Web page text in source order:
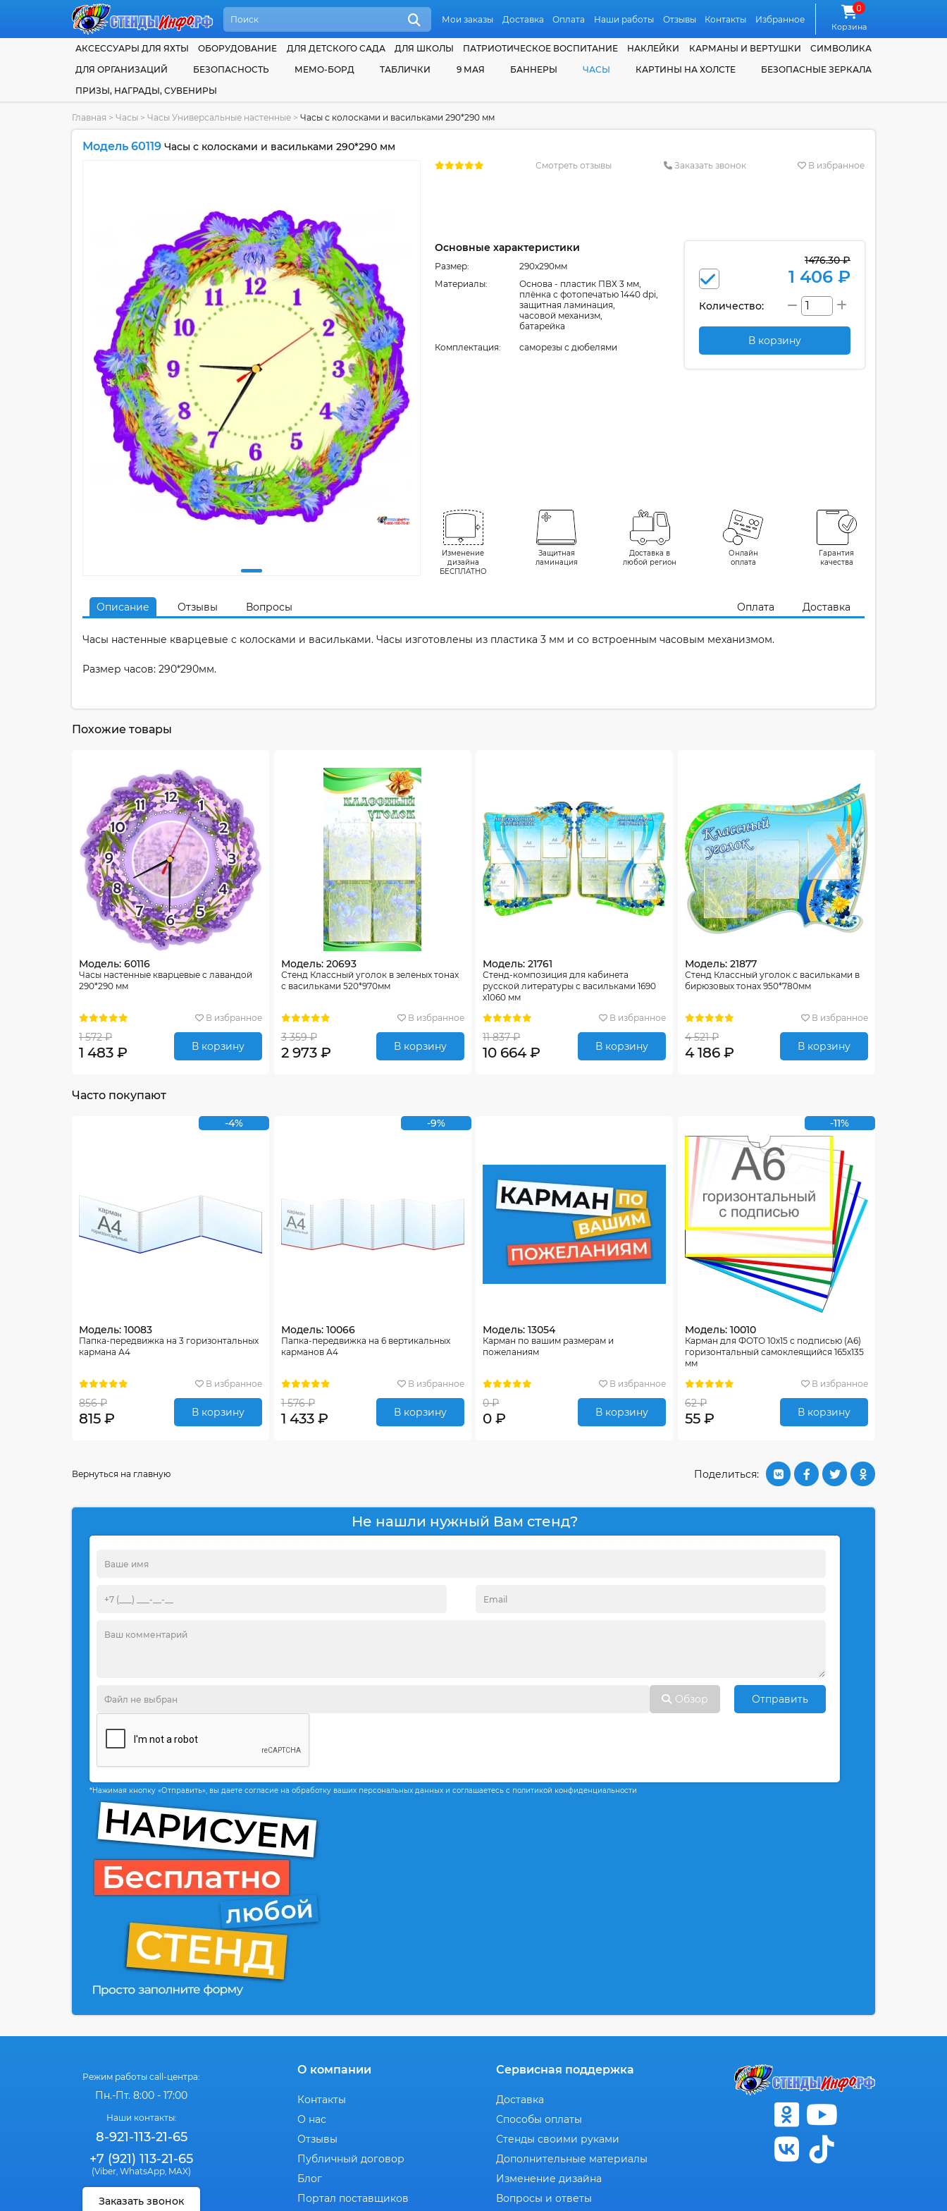
Мои заказы Доставка Оплата Наши работы Отзывы Контакты Избранное
0
Корзина
АКСЕССУАРЫ ДЛЯ ЯХТЫ ОБОРУДОВАНИЕ ДЛЯ ДЕТСКОГО САДА ДЛЯ ШКОЛЫ ПАТРИОТИЧЕСКОЕ ВОСПИТАНИЕ НАКЛЕЙКИ КАРМАНЫ И ВЕРТУШКИ
СИМВОЛИКА
ДЛЯ ОРГАНИЗАЦИЙ
БЕЗОПАСНОСТЬ МЕМО-БОРД ТАБЛИЧКИ 9 МАЯ БАННЕРЫ ЧАСЫ КАРТИНЫ НА ХОЛСТЕ
БЕЗОПАСНЫЕ ЗЕРКАЛА
ПРИЗЫ, НАГРАДЫ, СУВЕНИРЫ
Главная > Часы > Часы Универсальные настенные > Часы с колосками и васильками 290*290 мм
Модель 60119 Часы с колосками и васильками 290*290 мм
Смотреть отзывы Заказать звонок В избранное
Основные характеристики
Размер:
290x290мм
Материалы:
Основа - пластик ПВХ 3 мм,
плёнка с фотопечатью 1440 dpi,
защитная ламинация,
часовой механизм,
батарейка
Комплектация:
cаморезы с дюбелями
1476.30 ₽
1 406 ₽
Количество:
В корзину
Изменение
дизайна
БЕСПЛАТНО
Защитная
ламинация
Доставка в
любой регион
Онлайн
оплата
Гарантия
качества
Описание Отзывы Вопросы Оплата Доставка
Часы настенные кварцевые с колосками и васильками. Часы изготовлены из пластика 3 мм и со встроенным часовым механизмом.
Размер часов: 290*290мм.
Похожие товары
Модель: 60116
Часы настенные кварцевые c лавандой
290*290 мм
В избранное
1 572 ₽
1 483 ₽ В корзину
Модель: 20693
Стенд Классный уголок в зеленых тонах
с васильками 520*970мм
В избранное
3 359 ₽
2 973 ₽ В корзину
Модель: 21761
Стенд-композиция для кабинета
русской литературы с васильками 1690
х1060 мм
В избранное
11 837 ₽
10 664 ₽ В корзину
Модель: 21877
Стенд Классный уголок с васильками в
бирюзовых тонах 950*780мм
В избранное
4 521 ₽
4 186 ₽ В корзину
Часто покупают
-4%
Модель: 10083
Папка-передвижка на 3 горизонтальных
кармана А4
В избранное
856 ₽
815 ₽ В корзину
-9%
Модель: 10066
Папка-передвижка на 6 вертикальных
карманов А4
В избранное
1 576 ₽
1 433 ₽ В корзину
Модель: 13054
Карман по вашим размерам и
пожеланиям
В избранное
0 ₽
0 ₽ В корзину
-11%
Модель: 10010
Карман для ФОТО 10х15 с подписью (А6)
горизонтальный самоклеящийся 165х135
мм
В избранное
62 ₽
55 ₽ В корзину
Поделиться:
Вернуться на главную
Не нашли нужный Вам стенд?
Обзор Отправить
*Нажимая кнопку «Отправить», вы даете согласие на обработку ваших персональных данных и соглашаетесь с политикой конфиденциальности
Режим работы call-центра:
Пн.-Пт. 8:00 - 17:00
Наши контакты:
8-921-113-21-65
+7 (921) 113-21-65
(Viber, WhatsApp, MAX)
Заказать звонок
О компании
Контакты
О нас
Отзывы
Публичный договор
Блог
Портал поставщиков
Сервисная поддержка
Доставка
Способы оплаты
Стенды своими руками
Дополнительные материалы
Изменение дизайна
Вопросы и ответы